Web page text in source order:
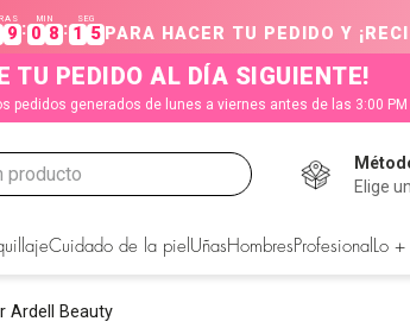
9 :
MIN
0 8 :
SEG
1 5PARA HACER TU PEDIDO Y
TU PEDIDO AL DÍA SIGUIENTE!
pedidos generados de lunes a viernes antes de las 3:00 PM
un producto
Elige
Cuidado de la piel Uñas Hombres Profesional Lo
Ardell Beauty